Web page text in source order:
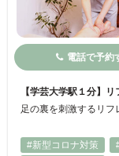
電話で予約
【学芸大学駅１分】
#新型コロナ対策